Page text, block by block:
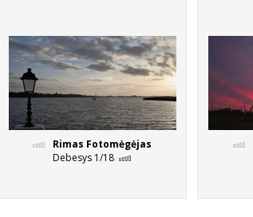
Rimas Fotomėgėjas
Debesys 1/18